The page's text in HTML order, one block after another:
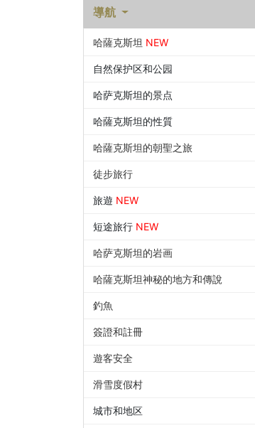
導航
哈薩克斯坦 NEW
自然保护区和公园
哈萨克斯坦的景点
哈薩克斯坦的性質
哈薩克斯坦的朝聖之旅
徒步旅行
旅遊 NEW
短途旅行 NEW
哈萨克斯坦的岩画
哈薩克斯坦神秘的地方和傳說
釣魚
簽證和註冊
遊客安全
滑雪度假村
城市和地区